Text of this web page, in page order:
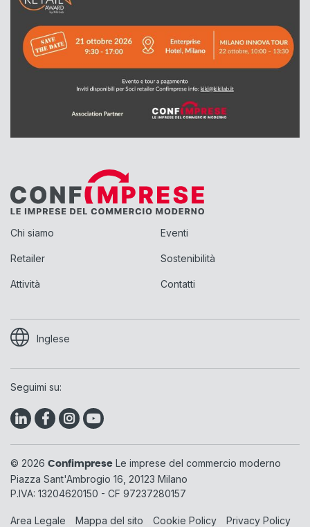
Chi siamo
Retailer
Attività
Eventi
Sostenibilità
Contatti
Inglese
Seguimi su:
© 2026 Confimprese Le imprese del commercio moderno
Piazza Sant'Ambrogio 16, 20123 Milano
P.IVA: 13204620150 - CF 97237280157
Area Legale Mappa del sito Cookie Policy Privacy Policy